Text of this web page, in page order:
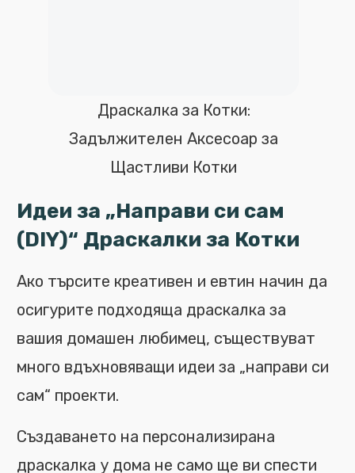
Драскалка за Котки:
Задължителен Аксесоар за
Щастливи Котки
Идеи за „Направи си сам
(DIY)“ Драскалки за Котки
Ако търсите креативен и евтин начин да
осигурите подходяща драскалка за
вашия домашен любимец, съществуват
много вдъхновяващи идеи за „направи си
сам“ проекти.
Създаването на персонализирана
драскалка у дома не само ще ви спести